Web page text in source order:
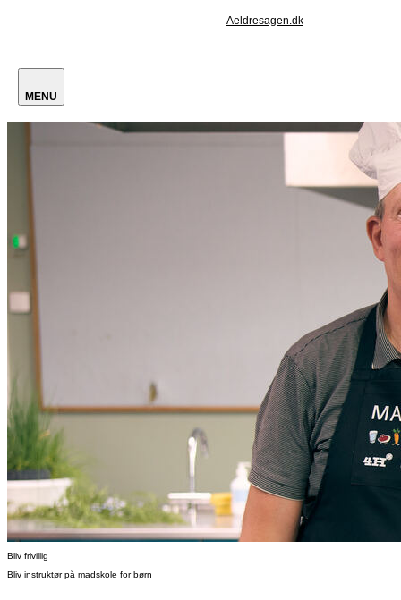
Aeldresagen.dk
MENU
Bliv frivillig
Bliv instruktør på madskole for børn